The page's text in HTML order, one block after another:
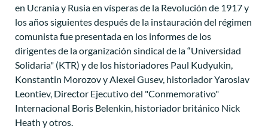
en Ucrania y Rusia en vísperas de la Revolución de 1917 y
los años siguientes después de la instauración del régimen
comunista fue presentada en los informes de los
dirigentes de la organización sindical de la “Universidad
Solidaria" (KTR) y de los historiadores Paul Kudyukin,
Konstantin Morozov y Alexei Gusev, historiador Yaroslav
Leontiev, Director Ejecutivo del "Conmemorativo"
Internacional Boris Belenkin, historiador británico Nick
Heath y otros.